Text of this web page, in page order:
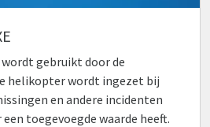
wordt gebruikt door de
helikopter wordt ingezet bij
en andere incidenten
toegevoegde waarde heeft.